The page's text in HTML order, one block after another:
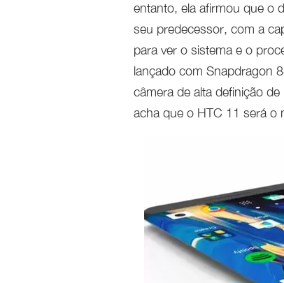
entanto, ela afirmou que o
seu predecessor, com a
para ver o sistema e o
lançado com Snapdragon
câmera de alta definição
acha que o HTC 11 será o